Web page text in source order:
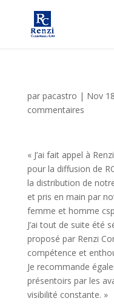
par pacastro | Nov
commentaires
« J’ai fait appel à
pour la diffusion de
la distribution de
et pris en main par
femme et homme
J’ai tout de suite été
proposé par Renzi
compétence et
Je recommande
présentoirs par les
visibilité constante. »